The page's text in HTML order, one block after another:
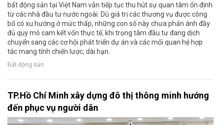
bất động sản tại Việt Nam vẫn tiếp tục thu hút sự quan tâm ổn định
từ các nhà đầu tư nước ngoài. Dù giá trị các thương vụ được công
bố có xu hướng ở mức thấp, những con số này chưa phản ánh đầy
đủ quy mô cam kết vốn thực tế, khi trọng tâm đầu tư đang dịch
chuyển sang các cơ hội phát triển dự án và các mối quan hệ hợp
tác mang tính chiến lược, dài hạn.
Bất động sản
TP.Hồ Chí Minh xây dựng đô thị thông minh hướng
đến phục vụ người dân